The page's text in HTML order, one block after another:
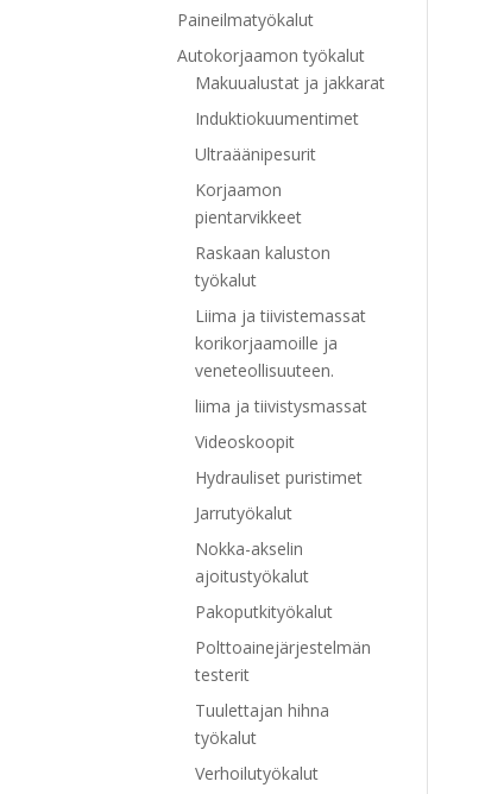
Paineilmatyökalut
Autokorjaamon työkalut
Makuualustat ja jakkarat
Induktiokuumentimet
Ultraäänipesurit
Korjaamon
pientarvikkeet
Raskaan kaluston
työkalut
Liima ja tiivistemassat
korikorjaamoille ja
veneteollisuuteen.
liima ja tiivistysmassat
Videoskoopit
Hydrauliset puristimet
Jarrutyökalut
Nokka-akselin
ajoitustyökalut
Pakoputkityökalut
Polttoainejärjestelmän
testerit
Tuulettajan hihna
työkalut
Verhoilutyökalut